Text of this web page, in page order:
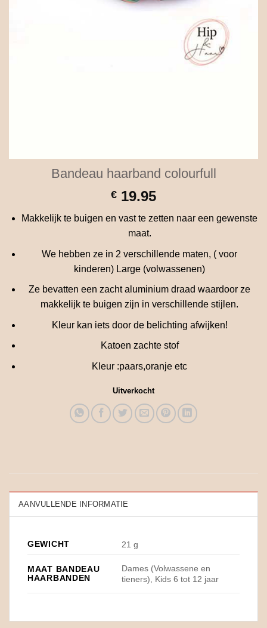
Bandeau haarband colourfull
€ 19.95
Makkelijk te buigen en vast te zetten naar een gewenste
maat.
We hebben ze in 2 verschillende maten, ( voor
kinderen) Large (volwassenen)
Ze bevatten een zacht aluminium draad waardoor ze
makkelijk te buigen zijn in verschillende stijlen.
Kleur kan iets door de belichting afwijken!
Katoen zachte stof
Kleur :paars,oranje etc
Uitverkocht
AANVULLENDE INFORMATIE
GEWICHT 21 g
MAAT BANDEAU
HAARBANDEN
Dames (Volwassene en
tieners), Kids 6 tot 12 jaar